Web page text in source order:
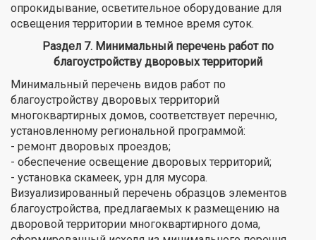
опрокидывание, осветительное оборудование для
освещения территории в темное время суток.
Раздел 7. Минимальный перечень работ по
благоустройству дворовых территорий
Минимальный перечень видов работ по
благоустройству дворовых территорий
многоквартирных домов, соответствует перечню,
установленному региональной программой:
- ремонт дворовых проездов;
- обеспечение освещение дворовых территорий;
- установка скамеек, урн для мусора.
Визуализированный перечень образцов элементов
благоустройства, предлагаемых к размещению на
дворовой территории многоквартирного дома,